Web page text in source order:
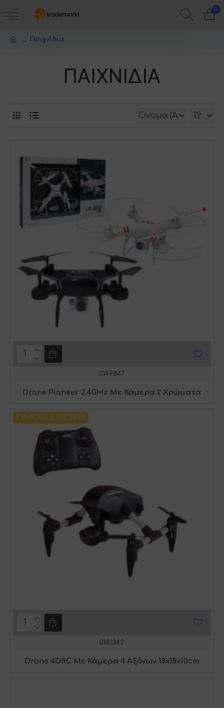
0
Παιχνίδια
ΠΑΙΧΝΊΔΙΑ
0149847
Drone Pioneer 2.4GHz Με Κάμερα 2 Χρώματα
ΣΎΝΤΟΜΑ ΔΙΑΘΈΣΙΜΟ
0181342
Drone 4DRC Με Κάμερα 4 Αξόνων 18x18x10cm